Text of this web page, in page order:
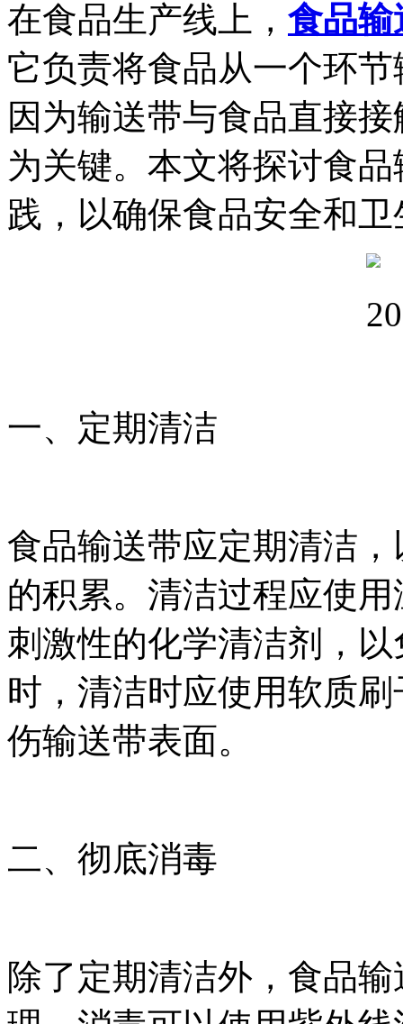
在食品生产线上， 食品输
它负责将食品从一个环
因为输送带与食品直接
为关键。本文将探讨食
践，以确保食品安全和卫
一、定期清洁
食品输送带应定期清洁
的积累。清洁过程应使
刺激性的化学清洁剂，
时，清洁时应使用软质
伤输送带表面。
二、彻底消毒
除了定期清洁外，食品